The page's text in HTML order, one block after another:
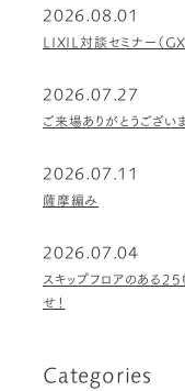
2026.08.01
LIXIL対談セミナー（
2026.07.27
ご来場ありがとうござい
2026.07.11
薩摩編み
2026.07.04
スキップフロアのある
せ！
Categories